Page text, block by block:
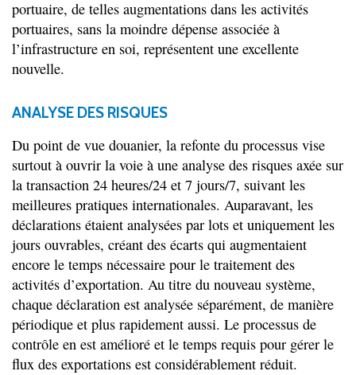
portuaire, de telles augmentations dans les activités
portuaires, sans la moindre dépense associée à
l’infrastructure en soi, représentent une excellente
nouvelle.
ANALYSE DES RISQUES
Du point de vue douanier, la refonte du processus vise
surtout à ouvrir la voie à une analyse des risques axée sur
la transaction 24 heures/24 et 7 jours/7, suivant les
meilleures pratiques internationales. Auparavant, les
déclarations étaient analysées par lots et uniquement les
jours ouvrables, créant des écarts qui augmentaient
encore le temps nécessaire pour le traitement des
activités d’exportation. Au titre du nouveau système,
chaque déclaration est analysée séparément, de manière
périodique et plus rapidement aussi. Le processus de
contrôle en est amélioré et le temps requis pour gérer le
flux des exportations est considérablement réduit.